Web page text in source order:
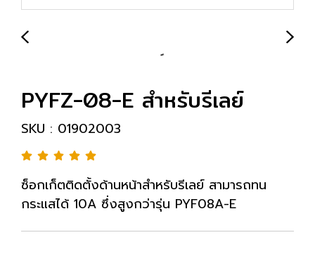
PYFZ-08-E สำหรับรีเลย์
SKU : 01902003
ซ็อกเก็ตติดตั้งด้านหน้าสำหรับรีเลย์ สามารถทน
กระแสได้ 10A ซึ่งสูงกว่ารุ่น PYF08A-E